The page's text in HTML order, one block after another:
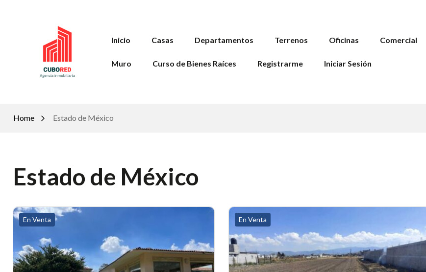
Inicio Casas Departamentos Terrenos Oficinas Comercial
Muro Curso de Bienes Raíces Registrarme Iniciar Sesión
Home Estado de México
Estado de México
En Venta En Venta